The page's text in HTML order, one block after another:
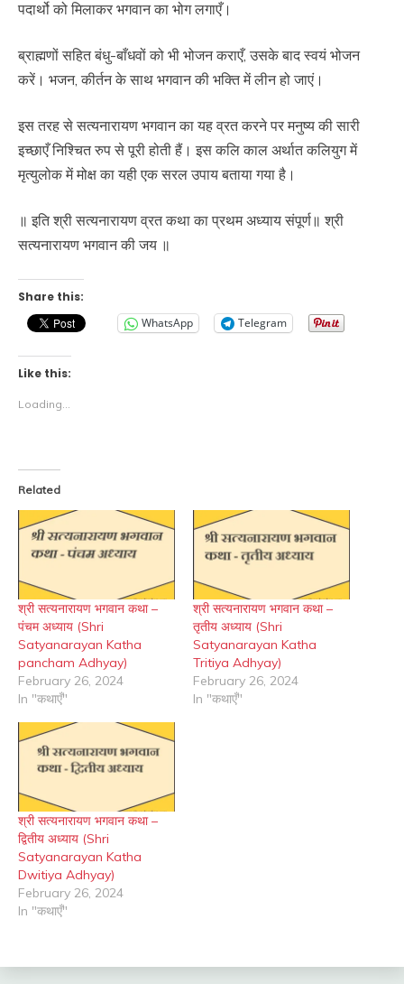
पदार्थो को मिलाकर भगवान का भोग लगाएँ।
ब्राह्मणों सहित बंधु-बाँधवों को भी भोजन कराएँ, उसके बाद स्वयं भोजन
करें। भजन, कीर्तन के साथ भगवान की भक्ति में लीन हो जाएं।
इस तरह से सत्यनारायण भगवान का यह व्रत करने पर मनुष्य की सारी
इच्छाएँ निश्चित रुप से पूरी होती हैं। इस कलि काल अर्थात कलियुग में
मृत्युलोक में मोक्ष का यही एक सरल उपाय बताया गया है।
॥ इति श्री सत्यनारायण व्रत कथा का प्रथम अध्याय संपूर्ण॥ श्री
सत्यनारायण भगवान की जय ॥
Share this:
WhatsApp
Telegram
Like this:
Loading...
Related
श्री सत्यनारायण भगवान कथा –
पंचम अध्याय (Shri
Satyanarayan Katha
pancham Adhyay)
February 26, 2024
In "कथाएँ"
श्री सत्यनारायण भगवान कथा –
तृतीय अध्याय (Shri
Satyanarayan Katha
Tritiya Adhyay)
February 26, 2024
In "कथाएँ"
श्री सत्यनारायण भगवान कथा –
द्वितीय अध्याय (Shri
Satyanarayan Katha
Dwitiya Adhyay)
February 26, 2024
In "कथाएँ"